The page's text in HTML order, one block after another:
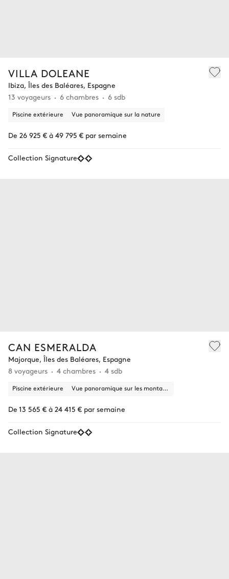
VILLA DOLEANE
Ibiza, Îles des Baléares, Espagne
13 voyageurs
6 chambres 6 sdb
Piscine extérieure Vue panoramique sur la nature
De 26 925 € à 49 795 € par semaine
Collection Signature
CAN ESMERALDA
Majorque, Îles des Baléares, Espagne
8 voyageurs
4 chambres 4 sdb
Piscine extérieure Vue panoramique sur les montagnes, la nature
De 13 565 € à 24 415 € par semaine
Collection Signature